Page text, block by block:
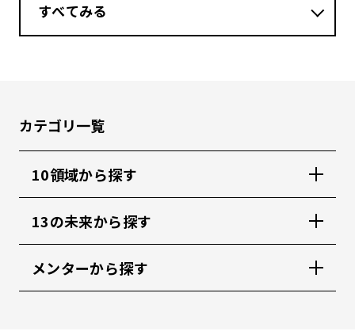
すべてみる
カテゴリ一覧
10領域から探す
13の未来から探す
メンターから探す